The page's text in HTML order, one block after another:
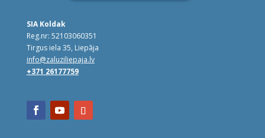
SIA Koldak
Reg.nr: 52103060351
Tirgus iela 35, Liepāja
info@zaluziliepaja.lv
+371 26177759